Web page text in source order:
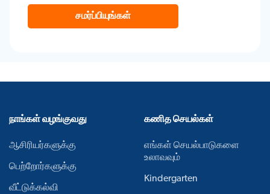
சமர்ப்பியுங்கள்
நாங்கள் வழங்குவது
ஆசிரியர்களுக்கு
பெற்றோர்களுக்கு
வீட்டுக்கல்வி
கணித செயல்கள்
எங்கள் செயல்பாடுகளை
உலாவவும்
Kindergarten